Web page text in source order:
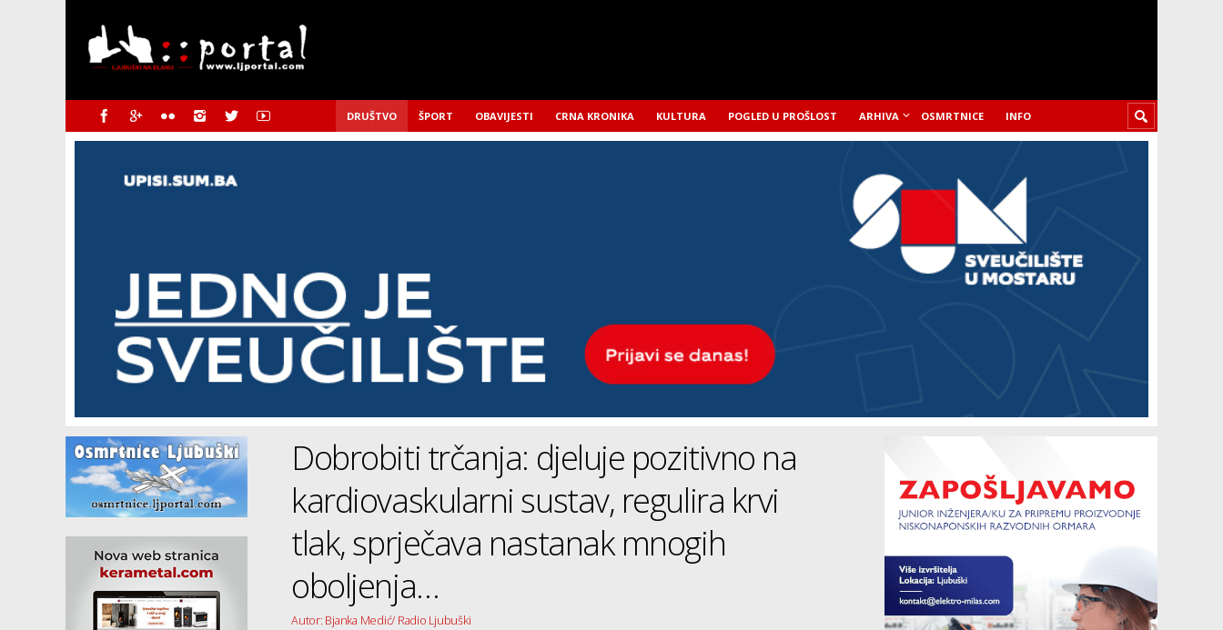
DRUŠTVO ŠPORT OBAVIJESTI CRNA KRONIKA KULTURA POGLED U PROŠLOST ARHIVA OSMRTNICE INFO
Dobrobiti trčanja: djeluje pozitivno na
kardiovaskularni sustav, regulira krvi
tlak, sprječava nastanak mnogih
oboljenja…
Autor: Bjanka Medić/ Radio Ljubuški